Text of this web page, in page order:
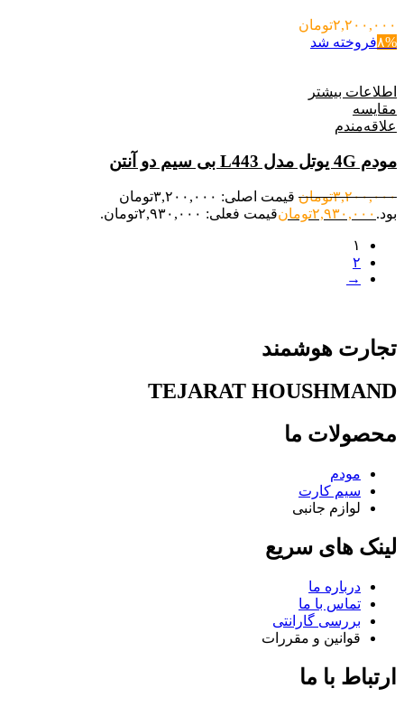
۲,۲۰۰,۰۰۰تومان
۸%فروخته شد
اطلاعات بیشتر
مقایسه
علاقه‌مندم
مودم 4G یوتل مدل L443 بی سیم دو آنتن
۳,۲۰۰,۰۰۰تومان
قیمت اصلی: ۳,۲۰۰,۰۰۰تومان
بود. ۲,۹۳۰,۰۰۰تومانقیمت فعلی: ۲,۹۳۰,۰۰۰تومان.
۱
۲
→
تجارت هوشمند
TEJARAT HOUSHMAND
محصولات ما
مودم
سیم کارت
لوازم جانبی
لینک های سریع
درباره ما
تماس با ما
بررسی گارانتی
قوانین و مقررات
ارتباط با ما